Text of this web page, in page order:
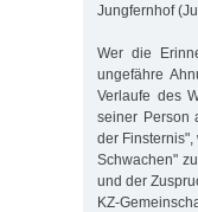
Jungfernhof
Wer die
ungefähre
Verlaufe des
seiner Person
der
Schwachen"
und der
KZ-